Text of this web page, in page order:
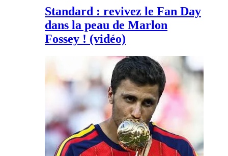
Standard : revivez le Fan Day
dans la peau de Marlon
Fossey ! (vidéo)